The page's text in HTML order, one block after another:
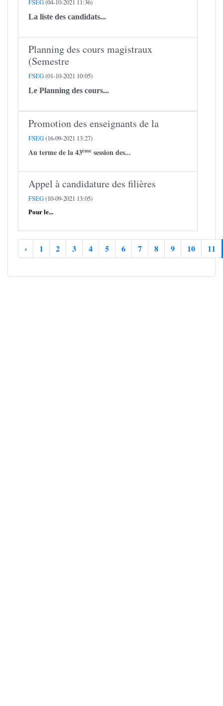
FSEG(04-10-2021 11:36)
La liste des candidats...
Planning des cours magistraux
(Semestre
FSEG(01-10-2021 10:05)
Le Planning des cours...
Promotion des enseignants de la
FSEG(16-09-2021 13:27)
Au terme de la 43ème session des...
Appel à candidature des filières
FSEG(10-09-2021 13:05)
Pour le...
‹ 1 2 3 4 5 6 7 8 9 10 11